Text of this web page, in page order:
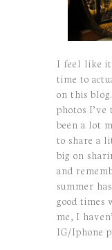
I feel like
time to
on this
photos
been a lot
to share a
big on
and
summer
good
me, I
IG/Iphone